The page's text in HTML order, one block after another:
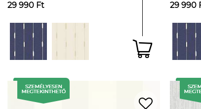
29 990 Ft 29 990